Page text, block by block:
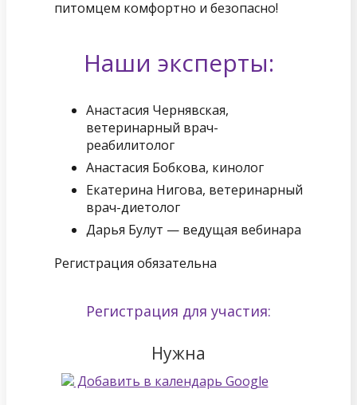
питомцем комфортно и безопасно!
Наши эксперты:
Анастасия Чернявская,
ветеринарный врач-
реабилитолог
Анастасия Бобкова, кинолог
Екатерина Нигова, ветеринарный
врач-диетолог
Дарья Булут — ведущая вебинара
Регистрация обязательна
Регистрация для участия:
Нужна
Добавить в календарь Google